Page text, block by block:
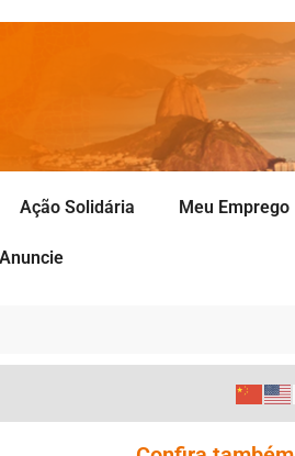
Ação Solidária Meu Emprego
Anuncie